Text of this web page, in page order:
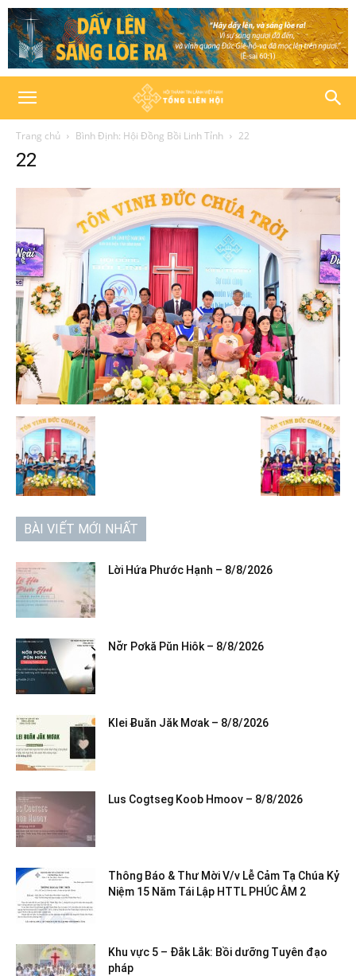
Trang chủ Bình Định: Hội Đồng Bồi Linh Tỉnh 22
22
BÀI VIẾT MỚI NHẤT
Lời Hứa Phước Hạnh – 8/8/2026
Nơ̆r Pơkă Pŭn Hiôk – 8/8/2026
Klei Ƀuăn Jăk Mơak – 8/8/2026
Lus Cogtseg Koob Hmoov – 8/8/2026
Thông Báo & Thư Mời V/v Lễ Cảm Tạ Chúa Kỷ
Niệm 15 Năm Tái Lập HTTL PHÚC ÂM 2
Khu vực 5 – Đắk Lắk: Bồi dưỡng Tuyên đạo
pháp